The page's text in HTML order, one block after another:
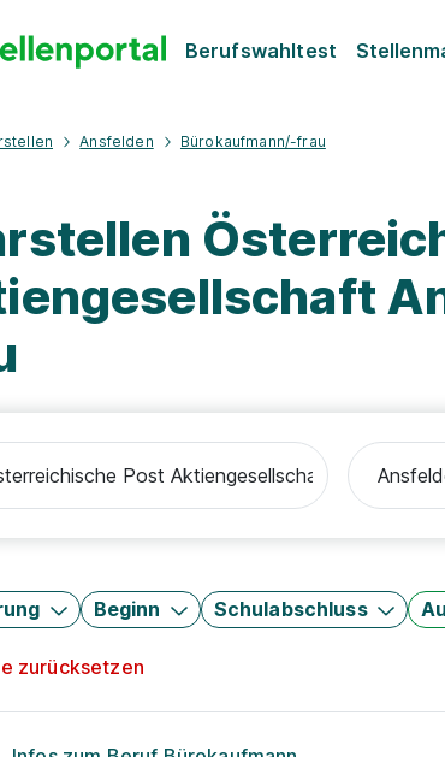
Berufswahltest
Ansfelden Bürokaufmann/-frau
Beginn Schulabschluss
zurücksetzen